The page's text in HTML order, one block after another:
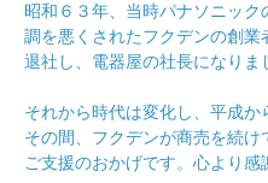
昭和６３年、当時パナソニッ
調を悪くされたフクデンの創
退社し、電器屋の社長になりま
それから時代は変化し、平成か
その間、フクデンが商売を続
ご支援のおかげです。心より感